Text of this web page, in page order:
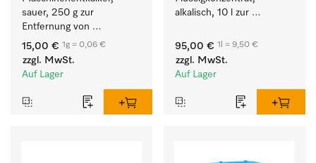
sauer, 250 g zur
Entfernung von
hartnäckigen
Kalkablagerungen.
15,00 € 1g = 0,06 €
zzgl. MwSt.
Auf Lager
alkalisch, 10 l zur
und farbechter
Buntwäsche.
95,00 € 1l = 9,50 €
zzgl. MwSt.
Auf Lager